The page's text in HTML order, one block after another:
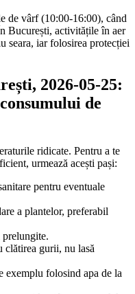
de vârf (10:00-16:00), când
București, activitățile în aer
seara, iar folosirea protecției
2026-05-25:
de
ridicate. Pentru a te
urmează acești pași:
pentru eventuale
a plantelor, preferabil
clătirea gurii, nu lasă
exemplu folosind apa de la